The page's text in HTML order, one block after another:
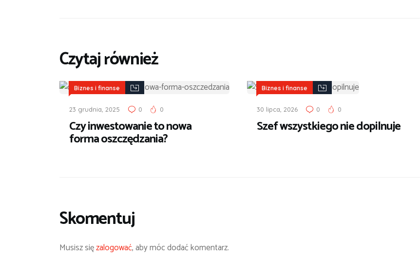
Czytaj również
Biznes i finanse
23 grudnia, 2025 0 0
Czy inwestowanie to nowa
forma oszczędzania?
Biznes i finanse
30 lipca, 2026 0 0
Szef wszystkiego nie dopilnuje
Skomentuj
Musisz sięzalogować, aby móc dodać komentarz.